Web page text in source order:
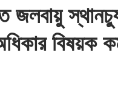
জলবায়ু
বিষয়ক